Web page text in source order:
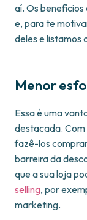
aí. Os
e, para te
deles e listamos
Menor
Essa é uma
destacada.
fazê-los
barreira da
que a sua loja
selling, por
marketing.